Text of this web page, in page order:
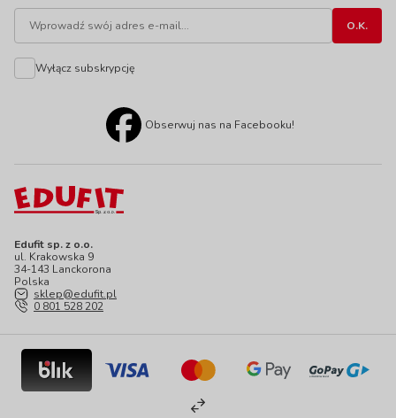
Edufit sp. z o.o.
ul. Krakowska 9
34-143 Lanckorona
Polska
sklep@edufit.pl
0 801 528 202
Wyłącz subskrypcję
Obserwuj nas na Facebooku!